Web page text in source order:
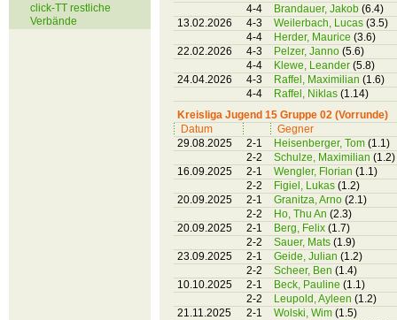
click-TT restliche
Verbände
4-4
Brandauer, Jakob (6.4)
13.02.2026
4-3 Weilerbach, Lucas (3.5)
4-4
Herder, Maurice (3.6)
22.02.2026
4-3 Pelzer, Janno (5.6)
4-4
Klewe, Leander (5.8)
24.04.2026
4-3 Raffel, Maximilian (1.6)
4-4
Raffel, Niklas (1.14)
Kreisliga Jugend 15 Gruppe 02 (Vorrunde)
Datum
Gegner
29.08.2025
2-1 Heisenberger, Tom (1.1)
2-2
Schulze, Maximilian (1.2)
16.09.2025
2-1 Wengler, Florian (1.1)
2-2
Figiel, Lukas (1.2)
20.09.2025
2-1 Granitza, Arno (2.1)
2-2
Ho, Thu An (2.3)
20.09.2025
2-1 Berg, Felix (1.7)
2-2
Sauer, Mats (1.9)
23.09.2025
2-1 Geide, Julian (1.2)
2-2
Scheer, Ben (1.4)
10.10.2025
2-1 Beck, Pauline (1.1)
2-2
Leupold, Ayleen (1.2)
21.11.2025
2-1 Wolski, Wim (1.5)